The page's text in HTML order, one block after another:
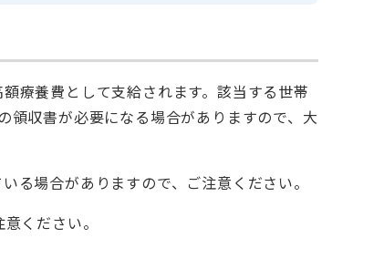
療養費として支給されます。該当する世帯
領収書が必要になる場合がありますので、大
る場合がありますので、ご注意ください。
ください。